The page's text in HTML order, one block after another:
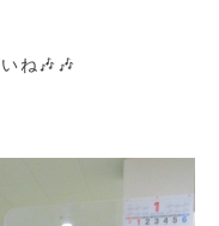
ね🎶🎶